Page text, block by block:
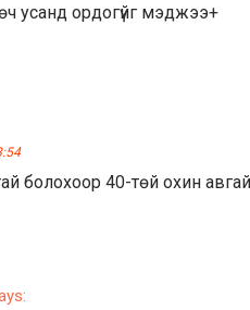
усанд ордогүйг мэджээ+
болохоор 40-төй охин